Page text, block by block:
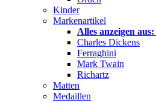
Kinder
Markenartikel
Alles anzeigen aus:
Charles Dickens
Ferraghini
Mark Twain
Richartz
Matten
Medaillen